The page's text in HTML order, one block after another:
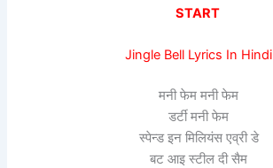
START
Jingle Bell Lyrics In Hindi
मनी फेम मनी फेम
डर्टी मनी फेम
स्पेन्ड इन मिलियंस एव्री डे
बट आइ स्टील दी सैम